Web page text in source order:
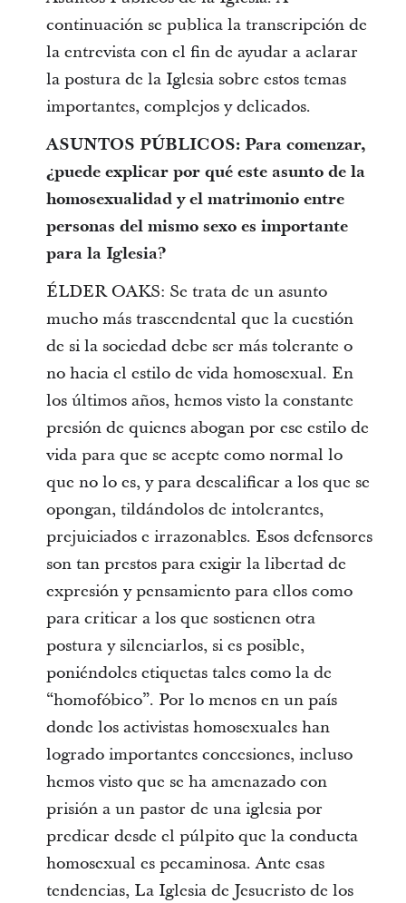
continuación se publica la transcripción de
la entrevista con el fin de ayudar a aclarar
la postura de la Iglesia sobre estos temas
importantes, complejos y delicados.
ASUNTOS PÚBLICOS: Para comenzar,
¿puede explicar por qué este asunto de la
homosexualidad y el matrimonio entre
personas del mismo sexo es importante
para la Iglesia?
ÉLDER OAKS: Se trata de un asunto
mucho más trascendental que la cuestión
de si la sociedad debe ser más tolerante o
no hacia el estilo de vida homosexual. En
los últimos años, hemos visto la constante
presión de quienes abogan por ese estilo de
vida para que se acepte como normal lo
que no lo es, y para descalificar a los que se
opongan, tildándolos de intolerantes,
prejuiciados e irrazonables. Esos defensores
son tan prestos para exigir la libertad de
expresión y pensamiento para ellos como
para criticar a los que sostienen otra
postura y silenciarlos, si es posible,
poniéndoles etiquetas tales como la de
“homofóbico”. Por lo menos en un país
donde los activistas homosexuales han
logrado importantes concesiones, incluso
hemos visto que se ha amenazado con
prisión a un pastor de una iglesia por
predicar desde el púlpito que la conducta
homosexual es pecaminosa. Ante esas
tendencias, La Iglesia de Jesucristo de los